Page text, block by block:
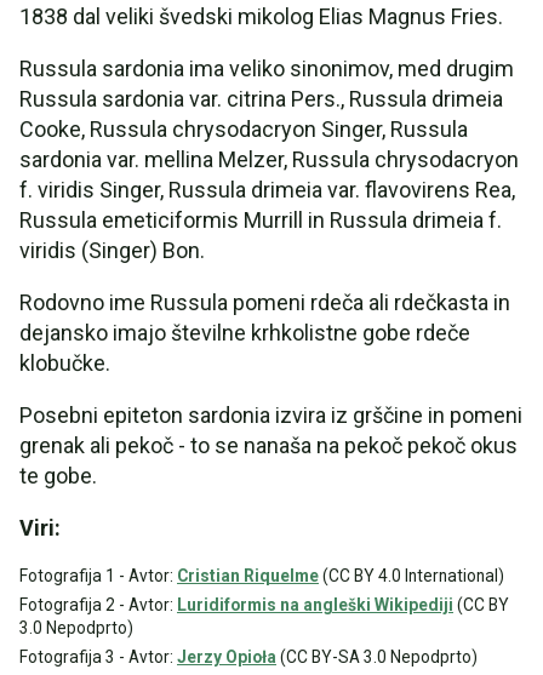
1838 dal veliki švedski mikolog Elias Magnus Fries.
Russula sardonia ima veliko sinonimov, med drugim
Russula sardonia var. citrina Pers., Russula drimeia
Cooke, Russula chrysodacryon Singer, Russula
sardonia var. mellina Melzer, Russula chrysodacryon
f. viridis Singer, Russula drimeia var. flavovirens Rea,
Russula emeticiformis Murrill in Russula drimeia f.
viridis (Singer) Bon.
Rodovno ime Russula pomeni rdeča ali rdečkasta in
dejansko imajo številne krhkolistne gobe rdeče
klobučke.
Posebni epiteton sardonia izvira iz grščine in pomeni
grenak ali pekoč - to se nanaša na pekoč pekoč okus
te gobe.
Viri:
Fotografija 1 - Avtor: Cristian Riquelme(CC BY 4.0 International)
Fotografija 2 - Avtor: Luridiformis na angleški Wikipediji (CC BY
3.0 Nepodprto)
Fotografija 3 - Avtor: Jerzy Opioła (CC BY-SA 3.0 Nepodprto)